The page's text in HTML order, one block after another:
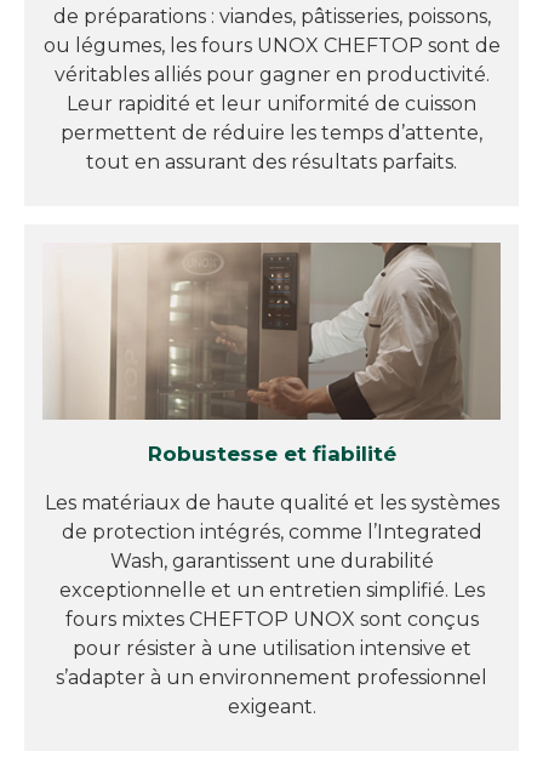
de préparations : viandes, pâtisseries, poissons,
ou légumes, les fours UNOX CHEFTOP sont de
véritables alliés pour gagner en productivité.
Leur rapidité et leur uniformité de cuisson
permettent de réduire les temps d’attente,
tout en assurant des résultats parfaits.
Robustesse et fiabilité
Les matériaux de haute qualité et les systèmes
de protection intégrés, comme l’Integrated
Wash, garantissent une durabilité
exceptionnelle et un entretien simplifié. Les
fours mixtes CHEFTOP UNOX sont conçus
pour résister à une utilisation intensive et
s’adapter à un environnement professionnel
exigeant.